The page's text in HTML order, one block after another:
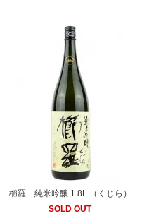
櫛羅 純米吟醸 1.8L （くじら）
SOLD OUT